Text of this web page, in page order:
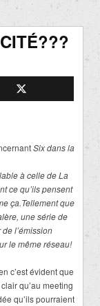
Six dans la
à celle de La
ce qu’ils pensent
ça.Tellement que
une série de
l’émission
le même réseau!
c’est évident que
qu’au meeting
qu’ils pourraient